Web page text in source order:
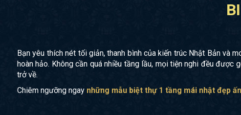
Bạn yêu thích nét tối giản, thanh bình của kiến trúc Nhật Bản và
hoàn hảo. Không cần quá nhiều tầng lầu, mọi tiện nghi đều
trở về.
Chiêm ngưỡng ngay những mẫu biệt thự 1 tầng mái nhật đẹp